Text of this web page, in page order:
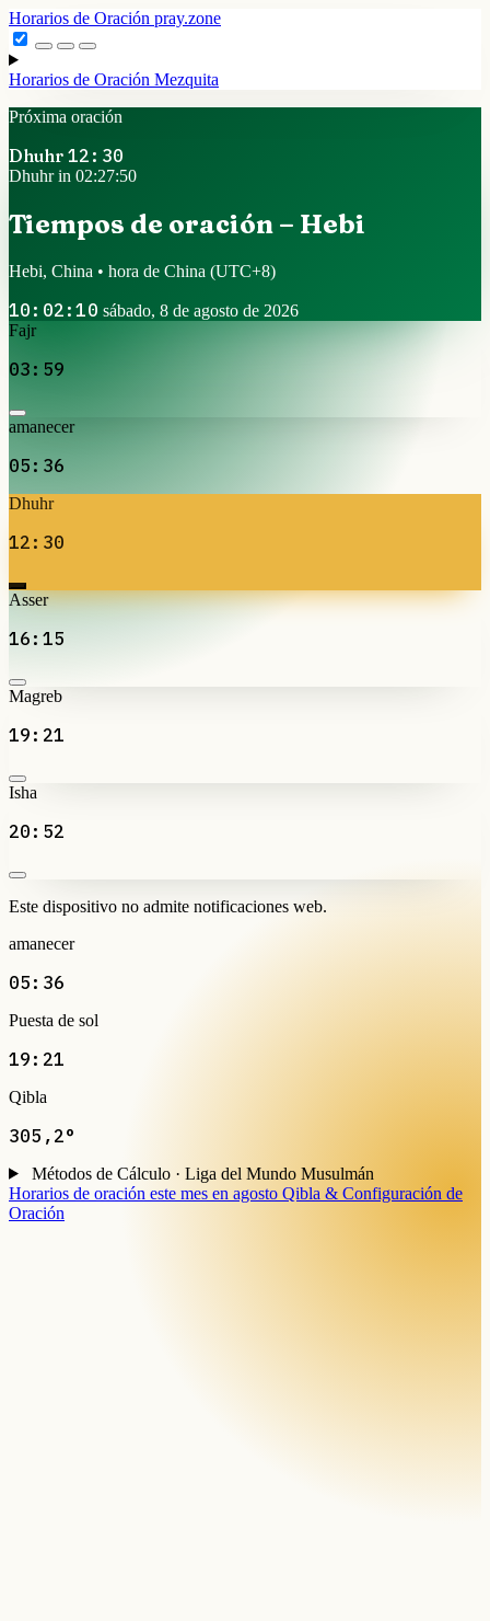
Horarios de Oración pray.zone
Horarios de Oración Mezquita
Próxima oración
Dhuhr 12:30
Dhuhr in 02:27:50
Tiempos de oración – Hebi
Hebi, China • hora de China (UTC+8)
10:02:10 sábado, 8 de agosto de 2026
Fajr
03:59
amanecer
05:36
Dhuhr
12:30
Asser
16:15
Magreb
19:21
Isha
20:52
Este dispositivo no admite notificaciones web.
amanecer
05:36
Puesta de sol
19:21
Qibla
305,2°
Métodos de Cálculo · Liga del Mundo Musulmán
Horarios de oración este mes en agosto Qibla & Configuración de
Oración